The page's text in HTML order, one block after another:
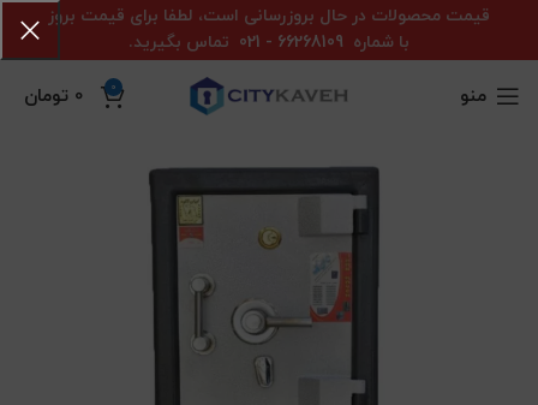
منو 0
0 تومان
قیمت محصولات در حال بروزرسانی است، لطفا برای قیمت بروز
با شماره 66268109 - 021 تماس بگیرید.